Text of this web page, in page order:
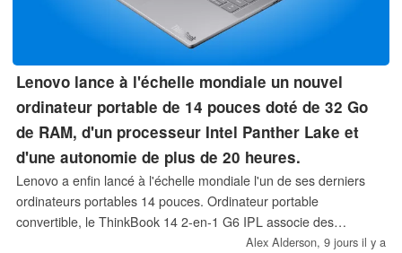
Lenovo lance à l'échelle mondiale un nouvel
ordinateur portable de 14 pouces doté de 32 Go
de RAM, d'un processeur Intel Panther Lake et
d'une autonomie de plus de 20 heures.
Lenovo a enfin lancé à l'échelle mondiale l'un de ses derniers
ordinateurs portables 14 pouces. Ordinateur portable
convertible, le ThinkBook 14 2-en-1 G6 IPL associe des
processeurs Intel Panther Lake à une mémoire vive SODIMM
Alex Alderson, 9 jours il y a